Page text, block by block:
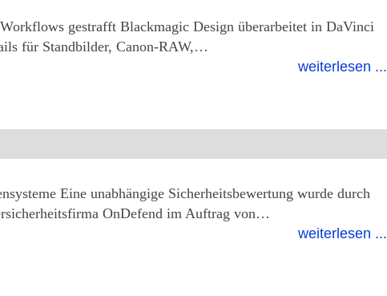
gestrafft Blackmagic Design überarbeitet in DaVinci
für Standbilder, Canon-RAW,…
weiterlesen ...
Eine unabhängige Sicherheitsbewertung wurde durch
OnDefend im Auftrag von…
weiterlesen ...